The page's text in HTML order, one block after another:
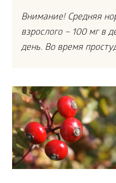
Внимание! Средняя
взрослого – 100 мг в
день. Во время